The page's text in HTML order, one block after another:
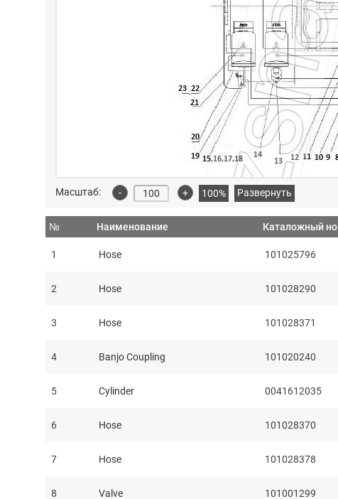
Масштаб: - + 100% Развернуть
№ Наименование Каталожный
1 Hose 101025796
2 Hose 101028290
3 Hose 101028371
4 Banjo Coupling 101020240
5 Cylinder 0041612035
6 Hose 101028370
7 Hose 101028378
8 Valve 101001299